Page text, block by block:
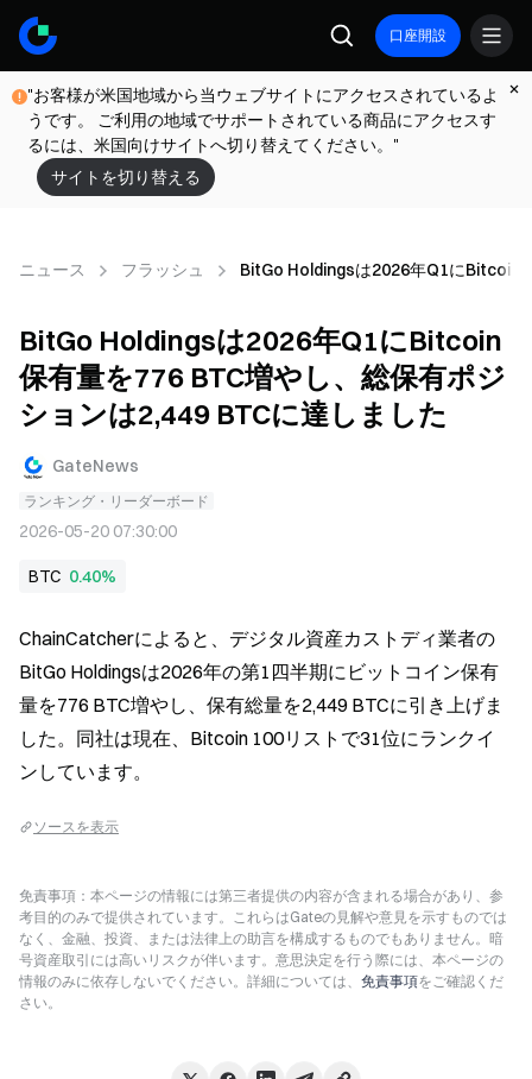
口座開設
"お客様が米国地域から当ウェブサイトにアクセスされているよ
うです。 ご利用の地域でサポートされている商品にアクセスす
るには、米国向けサイトへ切り替えてください。"
サイトを切り替える
ニュース フラッシュ BitGo Holdingsは2026年Q1にBitcoin
BitGo Holdingsは2026年Q1にBitcoin
保有量を776 BTC増やし、総保有ポジ
ションは2,449 BTCに達しました
GateNews
ランキング・リーダーボード
2026-05-20 07:30:00
BTC 0.40%
ChainCatcherによると、デジタル資産カストディ業者の
BitGo Holdingsは2026年の第1四半期にビットコイン保有
量を776 BTC増やし、保有総量を2,449 BTCに引き上げま
した。同社は現在、Bitcoin 100リストで31位にランクイ
ンしています。
ソースを表示
免責事項：本ページの情報には第三者提供の内容が含まれる場合があり、参
考目的のみで提供されています。これらはGateの見解や意見を示すものでは
なく、金融、投資、または法律上の助言を構成するものでもありません。暗
号資産取引には高いリスクが伴います。意思決定を行う際には、本ページの
情報のみに依存しないでください。詳細については、 免責事項をご確認くだ
さい。